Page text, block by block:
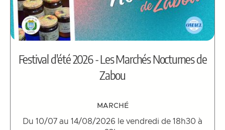
Festival d'été 2026 - Les Marchés Nocturnes de
Zabou
MARCHÉ
Du 10/07 au 14/08/2026 le vendredi de 18h30 à